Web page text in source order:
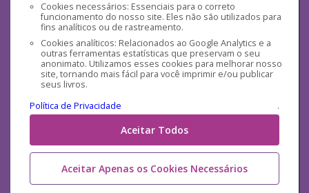
Cookies necessários: Essenciais para o correto
funcionamento do nosso site. Eles não são utilizados para
fins analíticos ou de rastreamento.
Cookies analíticos: Relacionados ao Google Analytics e a
outras ferramentas estatísticas que preservam o seu
anonimato. Utilizamos esses cookies para melhorar nosso
site, tornando mais fácil para você imprimir e/ou publicar
seus livros.
Política de Privacidade
.
Aceitar Todos
Aceitar Apenas os Cookies Necessários
Mídias Sociais